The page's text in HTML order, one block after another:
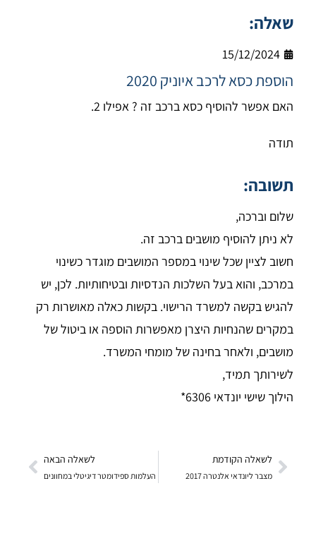
שאלה:
15/12/2024
הוספת כסא לרכב איוניק 2020
האם אפשר להוסיף כסא ברכב זה ? אפילו 2.
תודה
תשובה:
שלום וברכה,
לא ניתן להוסיף מושבים ברכב זה.
חשוב לציין שכל שינוי במספר המושבים מוגדר כשינוי
במרכב, והוא בעל השלכות הנדסיות ובטיחותיות. לכן, יש
להגיש בקשה למשרד הרישוי. בקשות כאלה מאושרות רק
במקרים שהנחיות היצרן מאפשרות הוספה או ביטול של
מושבים, ולאחר בחינה של מומחי המשרד.
לשירותך תמיד,
הילוך שישי יונדאי 6306*
לשאלה הקודמת
מצבר ליונדאי אלנטרה 2017
לשאלה הבאה
העלמות ספידומטר דיגיטלי במחוונים